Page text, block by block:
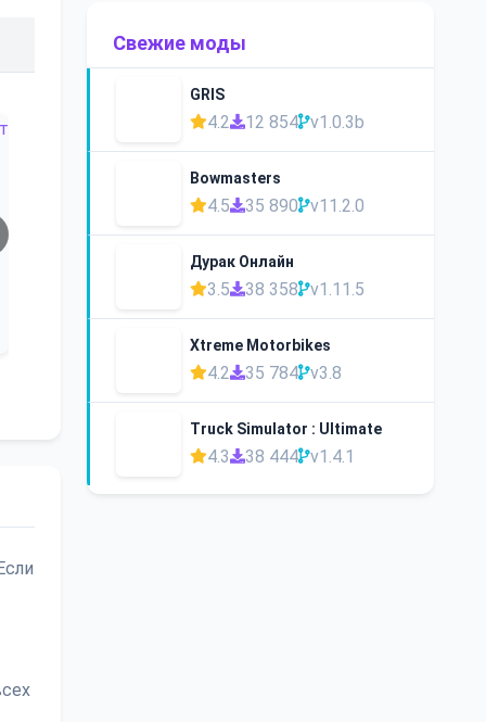
Свежие моды
GRIS
4.2 12 854 v1.0.3b
Bowmasters
4.5 35 890 v11.2.0
Дурак Онлайн
3.5 38 358 v1.11.5
Xtreme Motorbikes
4.2 35 784 v3.8
Truck Simulator : Ultimate
4.3 38 444 v1.4.1